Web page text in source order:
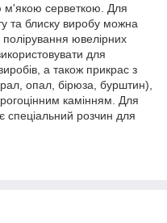
м'якою серветкою. Для
та блиску виробу можна
полірування ювелірних
для
а також прикрас з
опал, бірюза, бурштин),
камінням. Для
спеціальний розчин для